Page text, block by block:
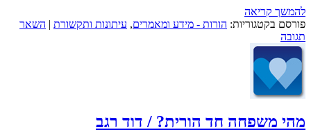
להמשך קריאה
פורסם בקטגוריות: הורות - מידע ומאמרים, עיתונות ותקשורת | השאר
תגובה
מהי משפחה חד הורית? / דוד רגב